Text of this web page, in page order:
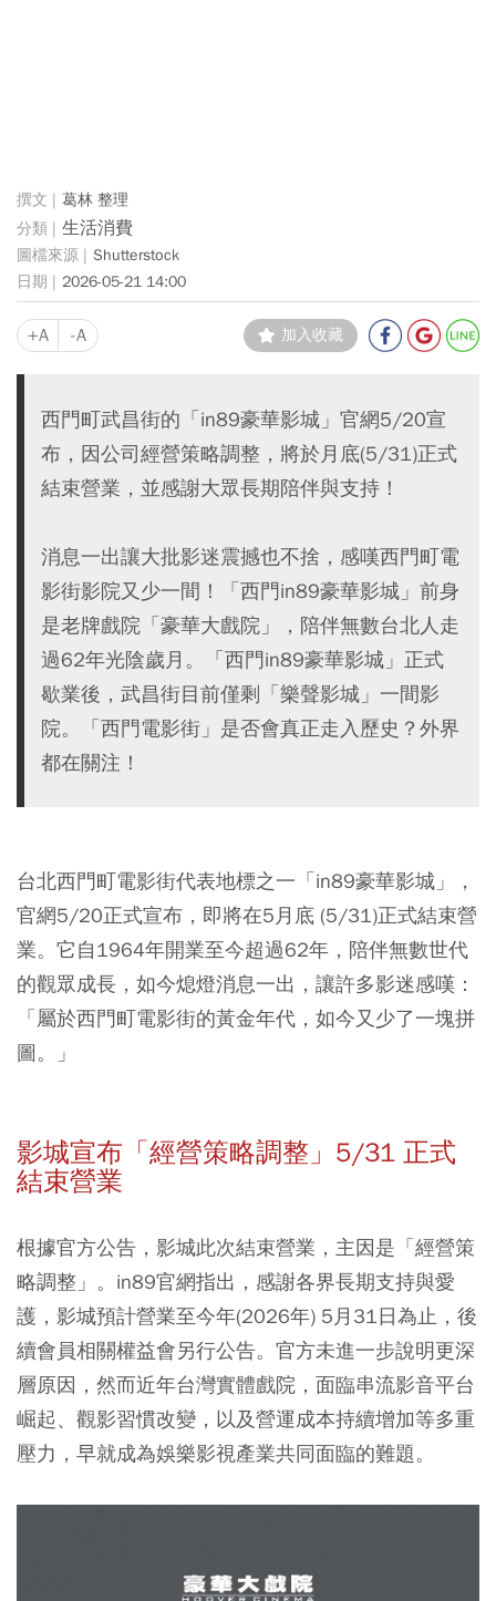
葛林 整理
生活消費
Shutterstock
2026-05-21 14:00
+A -A 加入收藏
西門町武昌街的「in89豪華影城」官網5/20宣
布，因公司經營策略調整，將於月底(5/31)正式
結束營業，並感謝大眾長期陪伴與支持！
消息一出讓大批影迷震撼也不捨，感嘆西門町電
影街影院又少一間！「西門in89豪華影城」前身
是老牌戲院「豪華大戲院」，陪伴無數台北人走
過62年光陰歲月。「西門in89豪華影城」正式
歇業後，武昌街目前僅剩「樂聲影城」一間影
院。「西門電影街」是否會真正走入歷史？外界
都在關注！
台北西門町電影街代表地標之一「in89豪華影城」，
官網5/20正式宣布，即將在5月底 (5/31)正式結束營
業。它自1964年開業至今超過62年，陪伴無數世代
的觀眾成長，如今熄燈消息一出，讓許多影迷感嘆：
「屬於西門町電影街的黃金年代，如今又少了一塊拼
圖。」
影城宣布「經營策略調整」5/31 正式
結束營業
根據官方公告，影城此次結束營業，主因是「經營策
略調整」。in89官網指出，感謝各界長期支持與愛
護，影城預計營業至今年(2026年) 5月31日為止，後
續會員相關權益會另行公告。官方未進一步說明更深
層原因，然而近年台灣實體戲院，面臨串流影音平台
崛起、觀影習慣改變，以及營運成本持續增加等多重
壓力，早就成為娛樂影視產業共同面臨的難題。